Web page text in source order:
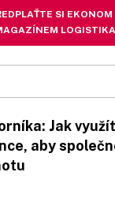
SI EKONOM
LOGISTIKA
Jak
aby